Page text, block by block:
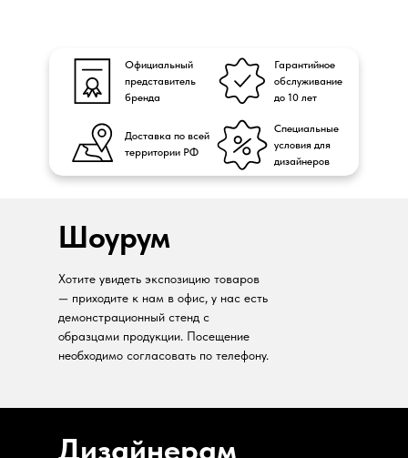
Официальный
представитель
бренда
Доставка по всей
территории РФ
Гарантийное
обслуживание
до 10 лет
Специальные
условия для
дизайнеров
Шоурум
Хотите увидеть экспозицию товаров
— приходите к нам в офис, у нас есть
демонстрационный стенд с
образцами продукции. Посещение
необходимо согласовать по телефону.
Дизайнерам